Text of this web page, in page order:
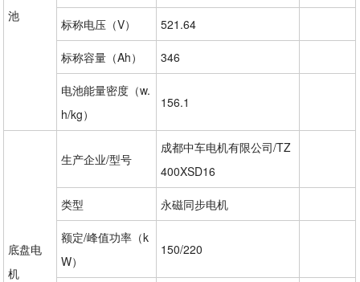
池
标称电压（V） 521.64
标称容量（Ah） 346
电池能量密度（w.
h/kg）
156.1
底盘电
机
生产企业/型号
成都中车电机有限公司/TZ
400XSD16
类型 永磁同步电机
额定/峰值功率（k
W）
150/220